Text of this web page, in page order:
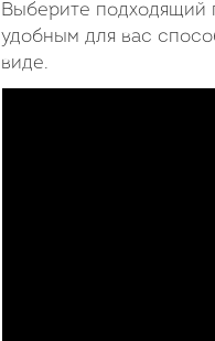
Выберите подходящий
удобным для вас
виде.